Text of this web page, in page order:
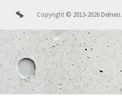
Copyright © 2013-2026 Delneo.